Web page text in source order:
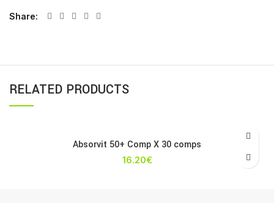
Share
RELATED PRODUCTS
Absorvit 50+ Comp X 30 comps
16.20€